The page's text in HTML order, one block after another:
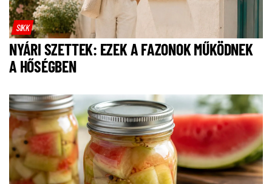
SIKK
NYÁRI SZETTEK: EZEK A FAZONOK MŰKÖDNEK
A HŐSÉGBEN